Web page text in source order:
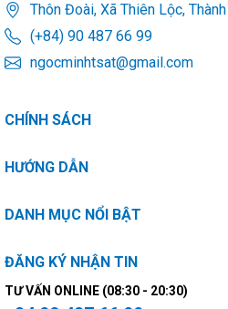
Thôn Đoài, Xã Thiên Lộc,
(+84) 90 487 66 99
ngocminhtsat@gmail.com
CHÍNH SÁCH
HƯỚNG DẪN
DANH MỤC NỔI BẬT
ĐĂNG KÝ NHẬN TIN
TƯ VẤN ONLINE (08:30 - 20:30)